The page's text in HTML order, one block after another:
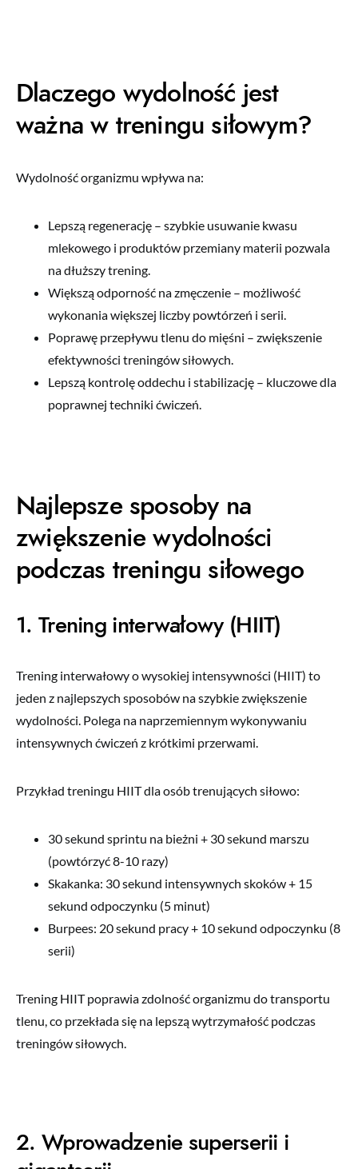
Dlaczego wydolność jest
ważna w treningu siłowym?
Wydolność organizmu wpływa na:
Lepszą regenerację – szybkie usuwanie kwasu
mlekowego i produktów przemiany materii pozwala
na dłuższy trening.
Większą odporność na zmęczenie – możliwość
wykonania większej liczby powtórzeń i serii.
Poprawę przepływu tlenu do mięśni – zwiększenie
efektywności treningów siłowych.
Lepszą kontrolę oddechu i stabilizację – kluczowe dla
poprawnej techniki ćwiczeń.
Najlepsze sposoby na
zwiększenie wydolności
podczas treningu siłowego
1. Trening interwałowy (HIIT)
Trening interwałowy o wysokiej intensywności (HIIT) to
jeden z najlepszych sposobów na szybkie zwiększenie
wydolności. Polega na naprzemiennym wykonywaniu
intensywnych ćwiczeń z krótkimi przerwami.
Przykład treningu HIIT dla osób trenujących siłowo:
30 sekund sprintu na bieżni + 30 sekund marszu
(powtórzyć 8-10 razy)
Skakanka: 30 sekund intensywnych skoków + 15
sekund odpoczynku (5 minut)
Burpees: 20 sekund pracy + 10 sekund odpoczynku (8
serii)
Trening HIIT poprawia zdolność organizmu do transportu
tlenu, co przekłada się na lepszą wytrzymałość podczas
treningów siłowych.
2. Wprowadzenie superserii i